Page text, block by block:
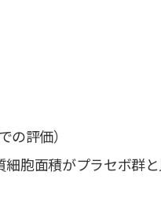
評価）
胞面積がプラセボ群と